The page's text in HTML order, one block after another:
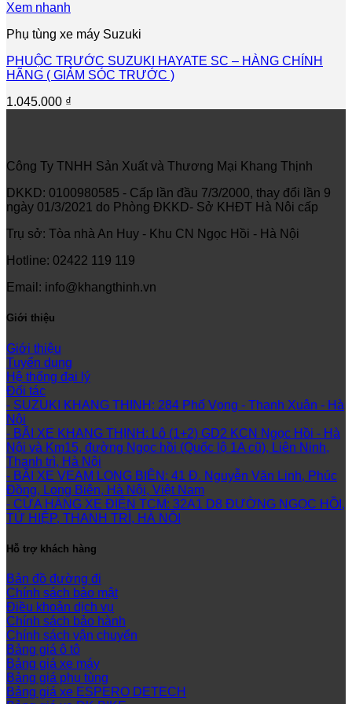
Xem nhanh
Phụ tùng xe máy Suzuki
PHUỘC TRƯỚC SUZUKI HAYATE SC – HÀNG CHÍNH
HÃNG ( GIẢM SÓC TRƯỚC )
1.045.000 ₫
Công Ty TNHH Sản Xuất và Thương Mại Khang Thịnh
DKKD: 0100980585 - Cấp lần đầu 7/3/2000, thay đổi lần 9
ngày 01/3/2021 do Phòng ĐKKD- Sở KHĐT Hà Nôi cấp
Trụ sở: Tòa nhà An Huy - Khu CN Ngọc Hồi - Hà Nội
Hotline: 02422 119 119
Email: info@khangthinh.vn
Giới thiệu
Giới thiệu
Tuyển dụng
Hệ thống đại lý
Đối tác
- SUZUKI KHANG THINH: 284 Phố Vọng - Thanh Xuân - Hà
Nội
- BÃI XE KHANG THỊNH: Lô (1+2) GD2 KCN Ngọc Hồi - Hà
Nội và Km15, đường Ngọc hồi (Quốc lộ 1A cũ), Liên Ninh,
Thanh trì, Hà Nội
- BÃI XE VEAM LONG BIÊN: 41 Đ. Nguyễn Văn Linh, Phúc
Đồng, Long Biên, Hà Nội, Việt Nam
- CỬA HÀNG XE ĐIỆN TCM: 32A1 D8 ĐƯỜNG NGỌC HỒI,
TỨ HIỆP, THANH TRÌ, HÀ NỘI
Hỗ trợ khách hàng
Bản đồ đường đi
Chính sách bảo mật
Điều khoản dịch vụ
Chính sách bảo hành
Chính sách vận chuyển
Bảng giá ô tô
Bảng giá xe máy
Bảng giá phụ tùng
Bảng giá xe ESPERO DETECH